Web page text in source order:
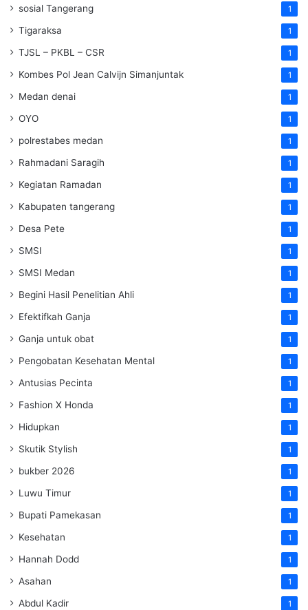
sosial Tangerang 1
Tigaraksa 1
TJSL – PKBL – CSR 1
Kombes Pol Jean Calvijn Simanjuntak 1
Medan denai 1
OYO 1
polrestabes medan 1
Rahmadani Saragih 1
Kegiatan Ramadan 1
Kabupaten tangerang 1
Desa Pete 1
SMSI 1
SMSI Medan 1
Begini Hasil Penelitian Ahli 1
Efektifkah Ganja 1
Ganja untuk obat 1
Pengobatan Kesehatan Mental 1
Antusias Pecinta 1
Fashion X Honda 1
Hidupkan 1
Skutik Stylish 1
bukber 2026 1
Luwu Timur 1
Bupati Pamekasan 1
Kesehatan 1
Hannah Dodd 1
Asahan 1
Abdul Kadir 1